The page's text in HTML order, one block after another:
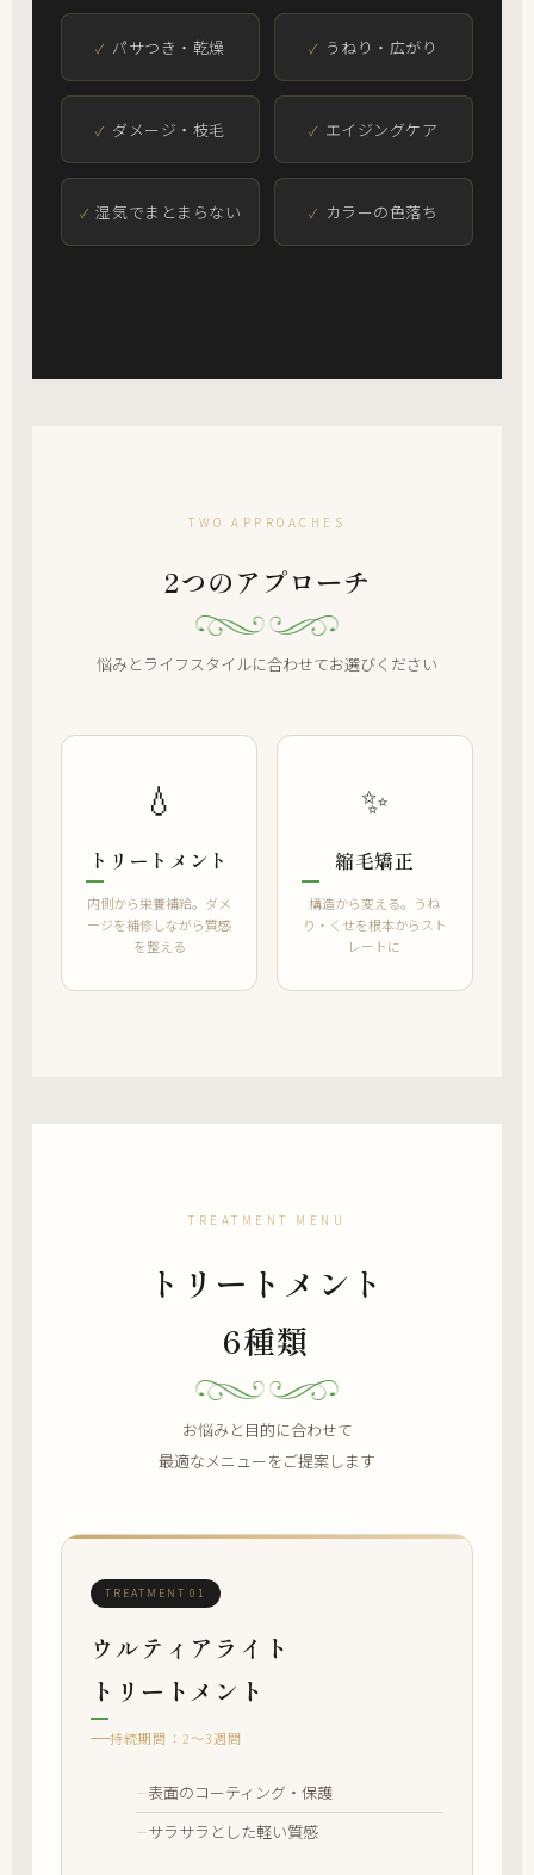
パサつき・乾燥 うねり・広がり
ダメージ・枝毛 エイジングケア
湿気でまとまらない カラーの色落ち
TWO APPROACHES
2つのアプローチ
悩みとライフスタイルに合わせてお選びください
💧
トリートメント
内側から栄養補給。ダメ
ージを補修しながら質感
を整える
✨
縮毛矯正
構造から変える。うね
り・くせを根本からスト
レートに
TREATMENT MENU
トリートメント
6種類
お悩みと目的に合わせて
最適なメニューをご提案します
TREATMENT 01
ウルティアライト
トリートメント
持続期間：2〜3週間
表面のコーティング・保護
サラサラとした軽い質感